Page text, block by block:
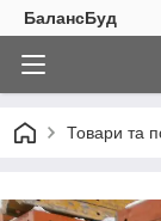
БалансБуд
Товари та